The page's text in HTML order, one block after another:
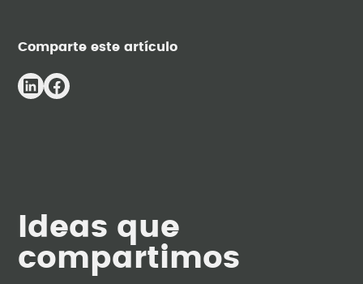
Comparte este artículo
Ideas que
compartimos